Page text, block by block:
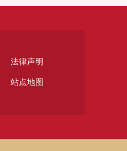
法律声明
站点地图